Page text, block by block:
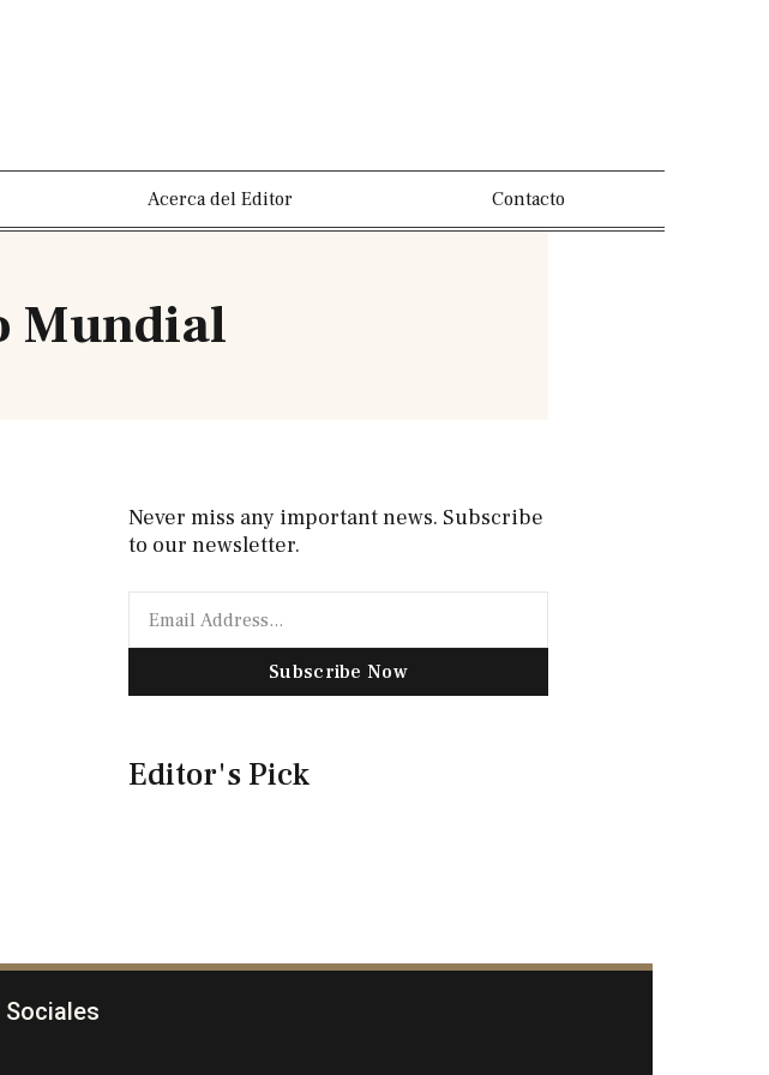
Acerca del Editor Contacto
Mundial
Never miss any important news. Subscribe
to our newsletter.
Subscribe Now
Editor's Pick
Sociales